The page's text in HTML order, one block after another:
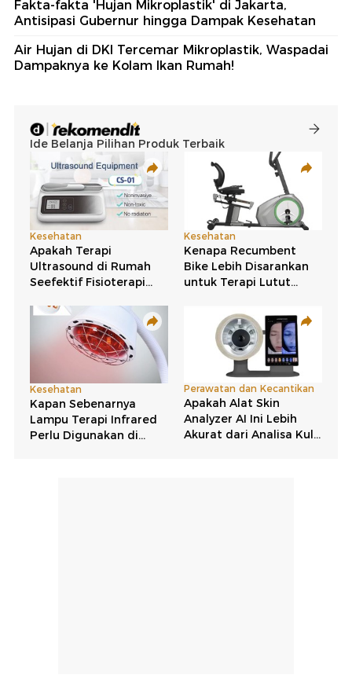
Fakta-fakta 'Hujan Mikroplastik' di Jakarta,
Antisipasi Gubernur hingga Dampak Kesehatan
Air Hujan di DKI Tercemar Mikroplastik, Waspadai
Dampaknya ke Kolam Ikan Rumah!